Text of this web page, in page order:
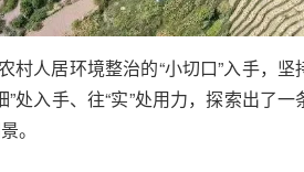
村人居环境整治的“小切口”入手，
处入手、往“实”处用力，探索出了
。